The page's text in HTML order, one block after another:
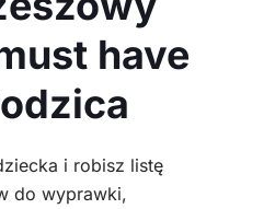
have
i robisz listę
do wyprawki,